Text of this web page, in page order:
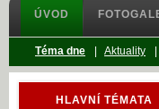
HLAVNÍ TÉMATA
ÚVOD
Téma dne Aktuality